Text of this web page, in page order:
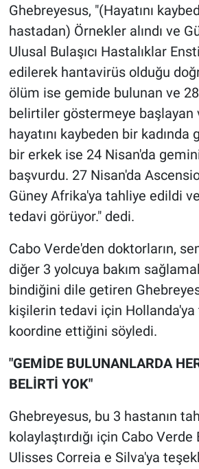
Ghebreyesus, "(Hayatını
hastadan) Örnekler alındı ​​ve
Ulusal Bulaşıcı Hastalıklar
edilerek hantavirüs olduğu
ölüm ise gemide bulunan ve
belirtiler göstermeye başlayan
hayatını kaybeden bir kadında
bir erkek ise 24 Nisan'da
başvurdu. 27 Nisan'da
Güney Afrika'ya tahliye edildi
tedavi görüyor." dedi.
Cabo Verde'den doktorların,
diğer 3 yolcuya bakım
bindiğini dile getiren
kişilerin tedavi için
koordine ettiğini söyledi.
"GEMİDE BULUNANLARDA
BELİRTİ YOK"
Ghebreyesus, bu 3 hastanın
kolaylaştırdığı için Cabo Verde
Ulisses Correia e Silva'ya